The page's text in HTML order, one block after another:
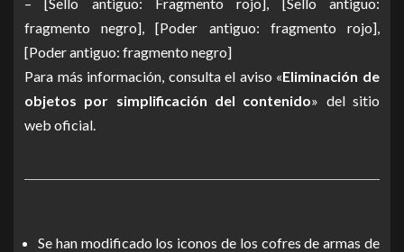
fragmento negro], [Poder antiguo: fragmento rojo],
[Poder antiguo: fragmento negro]
Para más información, consulta el aviso «Eliminación de
objetos por simplificación del contenido» del sitio
web oficial.
Se han modificado los iconos de los cofres de armas de